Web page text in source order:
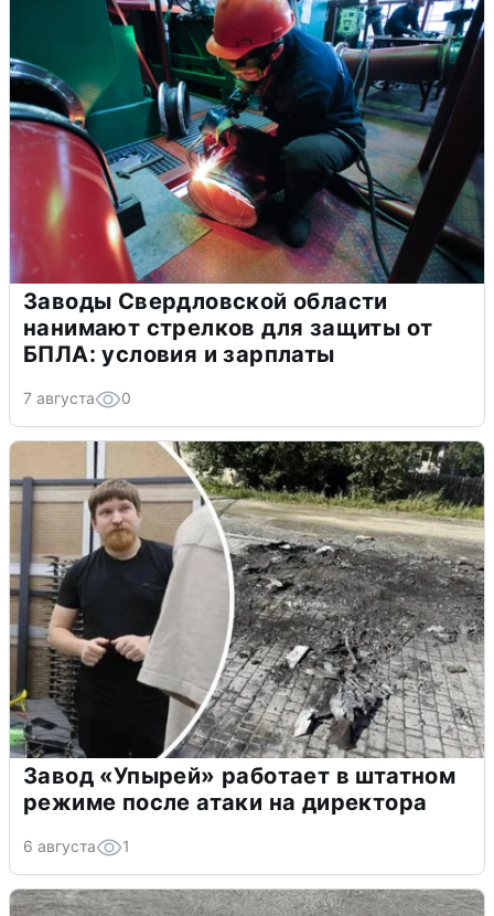
Заводы Свердловской области
нанимают стрелков для защиты от
БПЛА: условия и зарплаты
7 августа 0
Завод «Упырей» работает в штатном
режиме после атаки на директора
6 августа 1